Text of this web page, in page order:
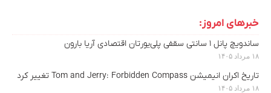
خبرهای امروز:
ساندویچ پانل ۱ سانتی سقفی پلی‌یورتان اقتصادی آریا بارون
۱۸ مرداد ۱۴۰۵
تاریخ اکران انیمیشن Tom and Jerry: Forbidden Compass تغییر کرد
۱۸ مرداد ۱۴۰۵